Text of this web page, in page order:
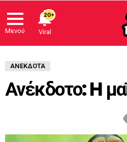
Μενού
ΑΝΈΚΔΟΤΑ
Ανέκδοτο: H
20+
Viral